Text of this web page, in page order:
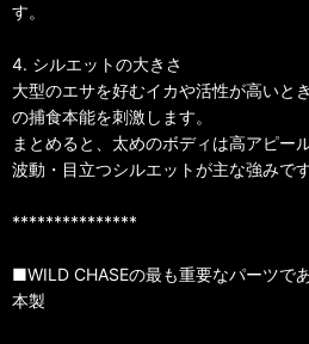
す。
4. シルエットの大きさ
大型のエサを好むイカや活性が高いと
の捕食本能を刺激します。
まとめると、太めのボディは高アピー
波動・目立つシルエットが主な強みです
***************
■WILD CHASEの最も重要なパーツで
本製